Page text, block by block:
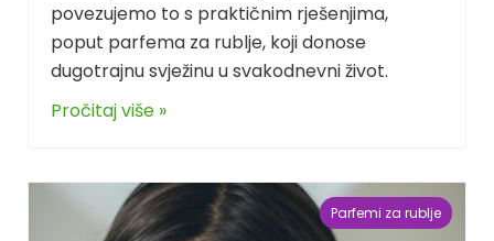
povezujemo to s praktičnim rješenjima,
poput parfema za rublje, koji donose
dugotrajnu svježinu u svakodnevni život.
Pročitaj više »
Parfemi za rublje